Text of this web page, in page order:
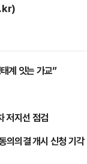
계 잇는 가교”
저지선 점검
의의결 개시 신청 기각